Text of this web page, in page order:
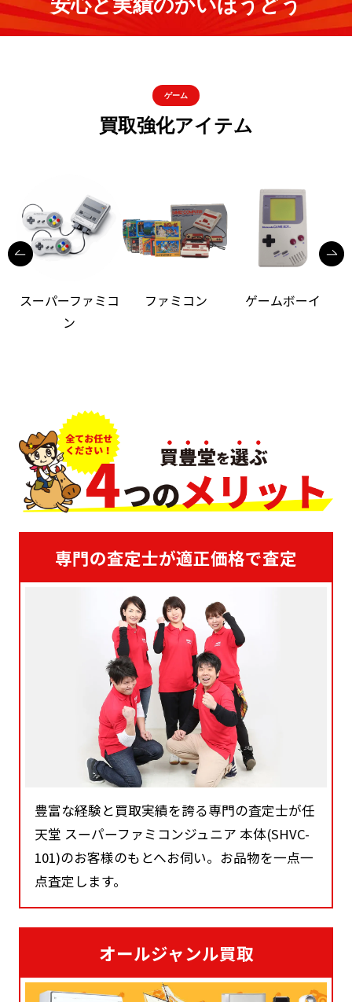
安心と実績のかいほうどう
ゲーム
買取強化アイテム
スーパーファミコ
ン
ファミコン ゲームボーイ
専門の査定士が適正価格で査定
豊富な経験と買取実績を誇る専門の査定士が任
天堂 スーパーファミコンジュニア 本体(SHVC-
101)のお客様のもとへお伺い。お品物を一点一
点査定します。
オールジャンル買取